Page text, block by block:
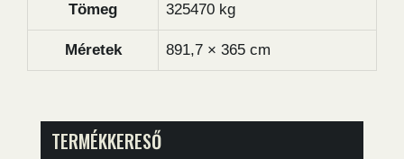
Tömeg 325470 kg
Méretek 891,7 × 365 cm
TERMÉKKERESŐ